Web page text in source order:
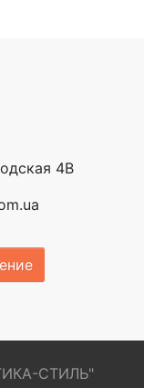
4В
СТИЛЬ"